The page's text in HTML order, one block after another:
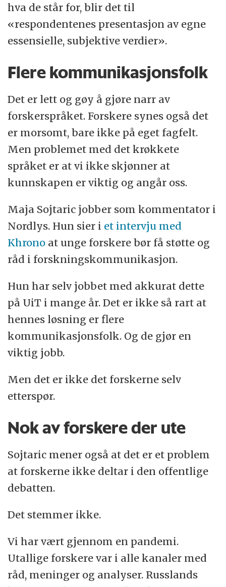
hva de står for, blir det til
«respondentenes presentasjon av egne
essensielle, subjektive verdier».
Flere kommunikasjonsfolk
Det er lett og gøy å gjøre narr av
forskerspråket. Forskere synes også det
er morsomt, bare ikke på eget fagfelt.
Men problemet med det krøkkete
språket er at vi ikke skjønner at
kunnskapen er viktig og angår oss.
Maja Sojtaric jobber som kommentator i
Nordlys. Hun sier i et intervju med
Khrono at unge forskere bør få støtte og
råd i forskningskommunikasjon.
Hun har selv jobbet med akkurat dette
på UiT i mange år. Det er ikke så rart at
hennes løsning er flere
kommunikasjonsfolk. Og de gjør en
viktig jobb.
Men det er ikke det forskerne selv
etterspør.
Nok av forskere der ute
Sojtaric mener også at det er et problem
at forskerne ikke deltar i den offentlige
debatten.
Det stemmer ikke.
Vi har vært gjennom en pandemi.
Utallige forskere var i alle kanaler med
råd, meninger og analyser. Russlands